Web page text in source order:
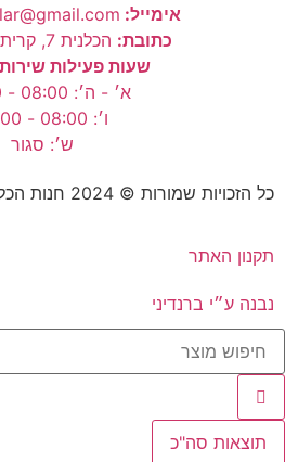
אימייל:
כתובת: הכלנית 7, קרית אונו, ישראל
שעות פעילות
א׳ - ה׳: 08:00 - 20:00
ו׳: 08:00 - 15:00
ש׳: סגור
כל הזכויות שמורות © 2024 חנות
תקנון האתר
נבנה ע״י ברנדיני
תוצאות סה"כ